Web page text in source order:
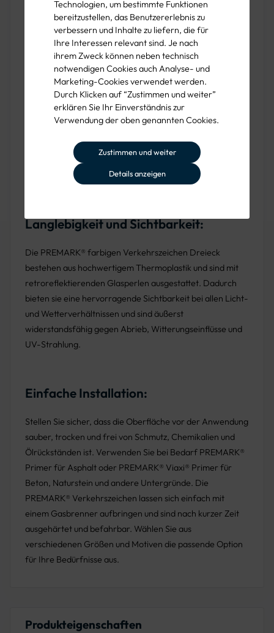
Technologien, um bestimmte Funktionen
bereitzustellen, das Benutzererlebnis zu
verbessern und Inhalte zu liefern, die für
Ihre Interessen relevant sind. Je nach
ihrem Zweck können neben technisch
notwendigen Cookies auch Analyse- und
Marketing-Cookies verwendet werden.
Durch Klicken auf “Zustimmen und weiter”
erklären Sie Ihr Einverständnis zur
Verwendung der oben genannten Cookies.
Zustimmen und weiter
Details anzeigen
Schulwege:Erhöhen Sie die Sicherheit von Kindern
auf dem Schulweg, indem Sie Gefahrenstellen und
Überquerungshilfen mit dem entsprechenden
Verkehrszeichen Dreieck kennzeichnen.
Vorfahrtsstraßen:Betonen Sie die Vorfahrtsregelung
an Kreuzungen und Einmündungen durch eine
zusätzliche Markierung auf der Fahrbahn.
PREMARK® Verkehrszeichen Dreieck, um auf
individuelle Gefahrensituationen hinzuweisen, wie z.B.
Wildwechsel, Steinschlag oder Glatteis.
Langlebigkeit und Sichtbarkeit:
Die PREMARK® farbigen Verkehrszeichen Dreieck
bestehen aus hochwertigem Thermoplastik und sind mit
retroreflektierenden Glasperlen ausgestattet. Dadurch
bieten sie eine hervorragende Sichtbarkeit bei allen Licht-
und Wetterverhältnissen und sind äußerst
widerstandsfähig gegen Abrieb, Witterungseinflüsse und
UV-Strahlung.
Einfache Installation:
Stellen Sie sicher, dass die Oberfläche vor der Anwendung
sauber, trocken und frei von Schmutz, Chemikalien und
Ölrückständen ist. Verwenden Sie bei Bedarf PREMARK®
Primer für Asphalt oder PREMARK® Viaxi® Primer für
Beton, Naturstein und andere Untergründe. Die
PREMARK® Verkehrszeichen lassen sich einfach mit
einem Gasbrenner aufbringen und sind nach kurzer Zeit
ausgehärtet und befahrbar. Wählen Sie aus
verschiedenen Größen und Motiven die passende Option
für Ihre Bedürfnisse aus.
Produkteigenschaften